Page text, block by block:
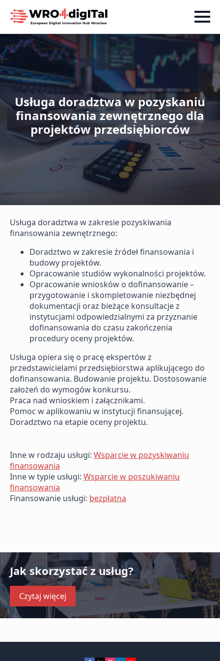
Usługa doradztwa w pozyskaniu
finansowania zewnętrznego dla
projektów przedsiębiorców
Usługa doradztwa w zakresie pozyskiwania
finansowania zewnętrznego:
Doradztwo w zakresie źródeł finansowania i
budowy projektów.
Opracowanie studiów wykonalności projektów.
Opracowanie wniosków o dofinansowanie –
przygotowanie i skompletowanie niezbędnej
dokumentacji oraz bieżące konsultacje z
instytucjami odpowiedzialnymi za przyznanie
dofinansowania do czasu zakończenia
procedury oceny projektów.
Usługa opiera się o pracę ekspertów z
przedstawicielami przedsiębiorstwa aplikującego do
dofinansowania. Budowanie projektu. Dostosowanie
założeń do wymogów konkursu.
Praca nad wnioskiem i załącznikami.
Pomoc w aplikowaniu w instytucji finansującej.
Doradztwo na etapie oceny projektu.
Inne w rodzaju usługi: Wsparcie w pozyskiwaniu
finansowania
Inne w typie usługi: Wsparcie w poszukiwaniu
finansowania
Finansowanie usługi: bezpłatna
Jak skorzystać z usług?
Czytaj więcej